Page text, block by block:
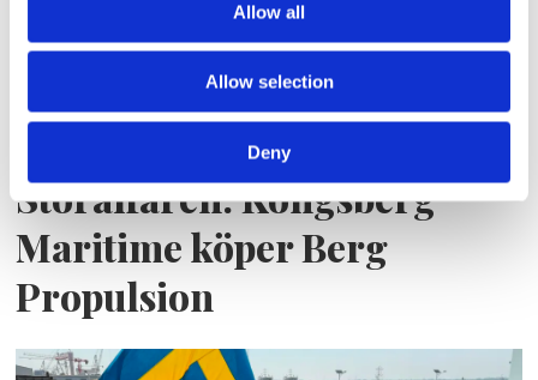
Allow all
Allow selection
Deny
Storaffären: Kongsberg
Maritime köper Berg
Propulsion